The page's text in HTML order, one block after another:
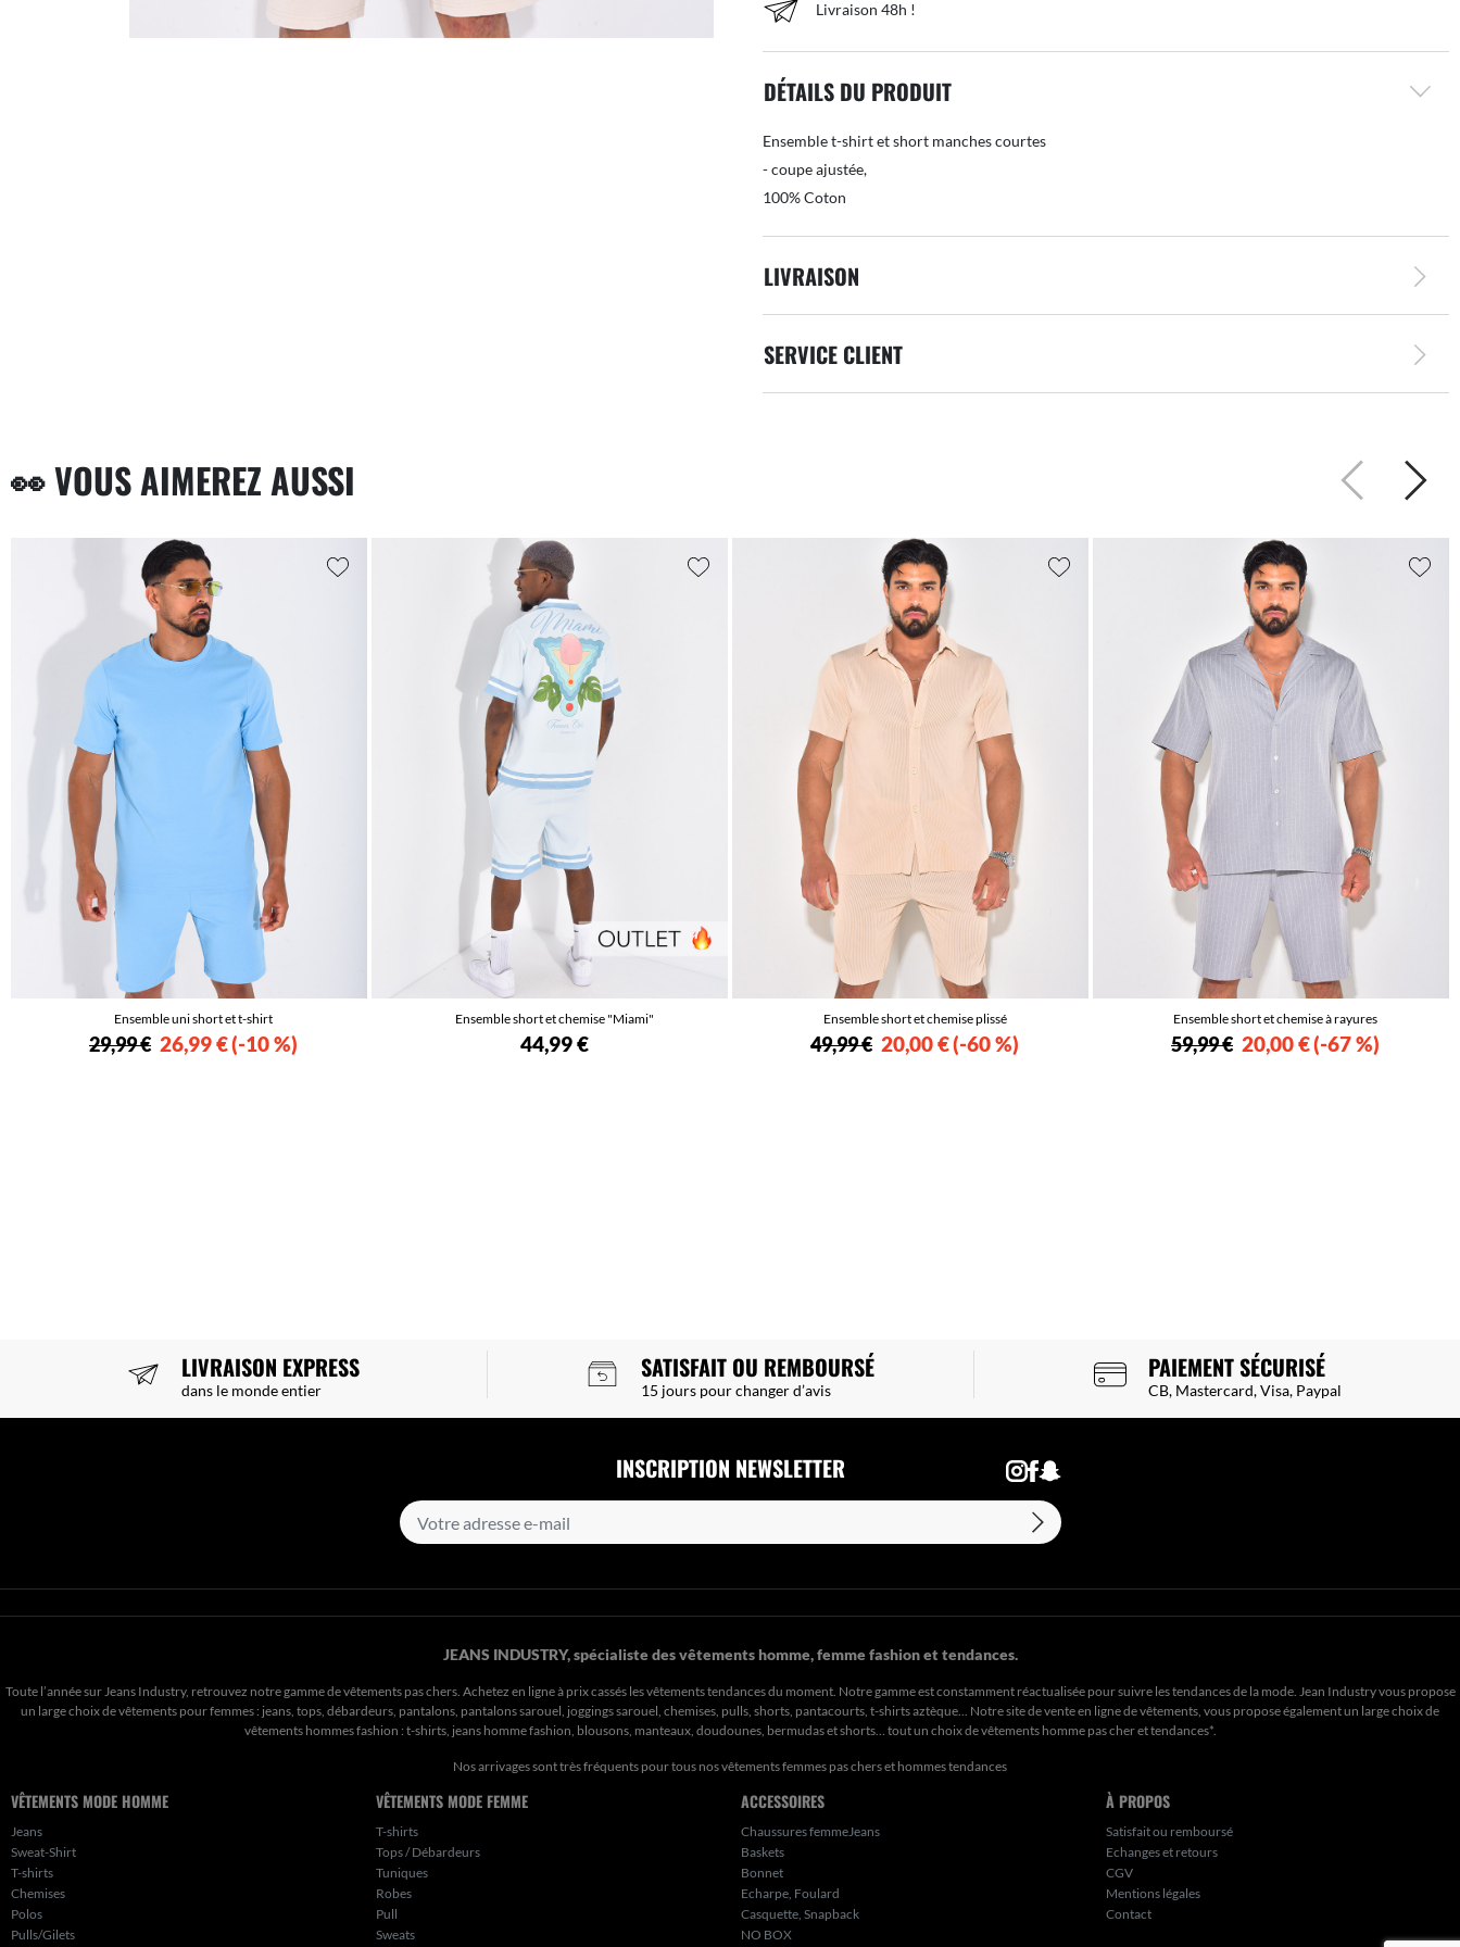
Livraison 48h !
DÉTAILS DU PRODUIT
Ensemble t-shirt et short manches courtes
- coupe ajustée,
100% Coton
LIVRAISON
SERVICE CLIENT
👀 VOUS AIMEREZ AUSSI Précédent
Ensemble uni short et t-shirt
29,99 € 26,99 € -10 %
Ensemble short et chemise "Miami"
44,99 €
Ensemble short et chemise plissé
49,99 € 20,00 € -60 %
Ensemble short et chemise à rayures
59,99 € 20,00 € -67 %
LIVRAISON EXPRESS
dans le monde entier
SATISFAIT OU REMBOURSÉ
15 jours pour changer d’avis
PAIEMENT SÉCURISÉ
CB, Mastercard, Visa, Paypal
INSCRIPTION NEWSLETTER
JEANS INDUSTRY, spécialiste des vêtements homme, femme fashion et tendances.
Toute l’année sur Jeans Industry, retrouvez notre gamme de vêtements pas chers. Achetez en ligne à prix cassés les vêtements tendances du moment. Notre gamme est constamment réactualisée pour suivre les tendances de la mode. Jean Industry vous propose
un large choix de vêtements pour femmes : jeans, tops, débardeurs, pantalons, pantalons sarouel, joggings sarouel, chemises, pulls, shorts, pantacourts, t-shirts aztèque... Notre site de vente en ligne de vêtements, vous propose également un large choix de
vêtements hommes fashion : t-shirts, jeans homme fashion, blousons, manteaux, doudounes, bermudas et shorts… tout un choix devêtements homme pas cher et tendances*.
Nos arrivages sont très fréquents pour tous nosvêtements femmes pas cherset hommes tendances
VÊTEMENTS MODE HOMME
Jeans
Sweat-Shirt
T-shirts
Chemises
Polos
Pulls/Gilets
VÊTEMENTS MODE FEMME
T-shirts
Tops / Débardeurs
Tuniques
Robes
Pull
Sweats
ACCESSOIRES
Chaussures femmeJeans
Baskets
Bonnet
Echarpe, Foulard
Casquette, Snapback
NO BOX
À PROPOS
Satisfait ou remboursé
Echanges et retours
CGV
Mentions légales
Contact